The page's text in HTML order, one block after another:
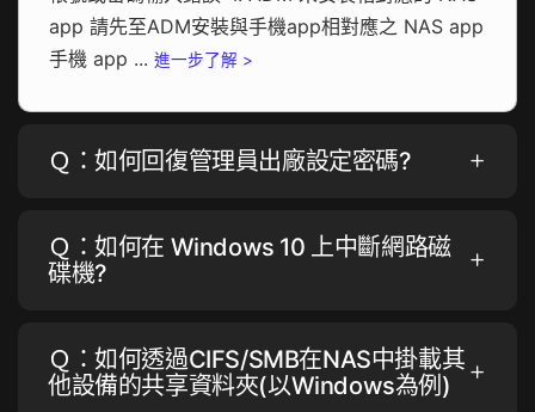
app 請先至ADM安裝與手機app相對應之 NAS app
手機 app ... 進一步了解 >
Ｑ：如何回復管理員出廠設定密碼?
Ｑ：如何在 Windows 10 上中斷網路磁
碟機?
Ｑ：如何透過CIFS/SMB在NAS中掛載其
他設備的共享資料夾(以Windows為例)